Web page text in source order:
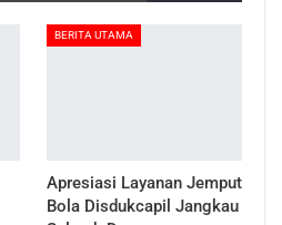
BERITA UTAMA
Apresiasi Layanan Jemput
Bola Disdukcapil Jangkau